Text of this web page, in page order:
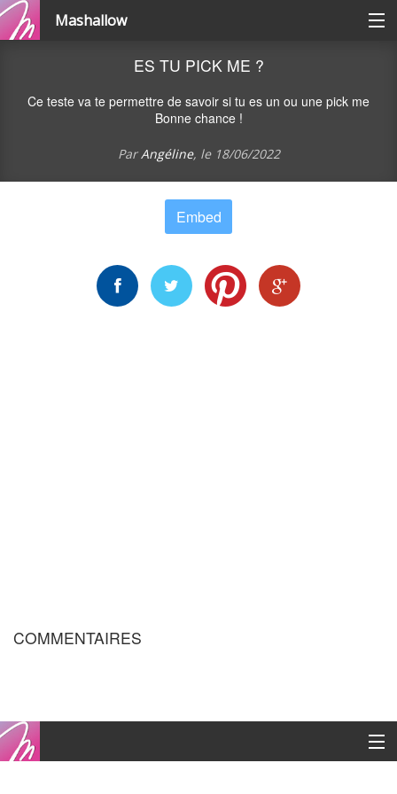
Mashallow
Se connecter / s'inscrire
Créer un quizz
ES TU PICK ME ?
Ce teste va te permettre de savoir si tu es un ou une pick me
Bonne chance !
ParAngéline, le 18/06/2022
Embed
COMMENTAIRES